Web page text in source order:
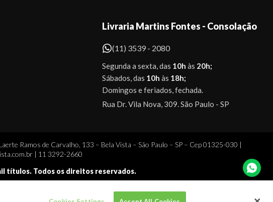
Livraria Martins Fontes - Consolação
(11) 3539 - 2080
Segunda a sexta, das 10h às 20h;
Sábados, das 10h às 18h;
Domingos e feriados, fechada.
Rua Dr. Vila Nova, 309. São Paulo - SP
Ramos de Carvalho, 133 – Bela Vista – São Paulo – SP – Cep 01325-030 |
| 11 3292-2660
títulos. Todos os direitos reservados.